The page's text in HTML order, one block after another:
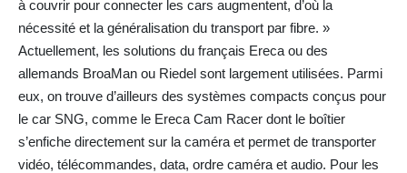
à couvrir pour connecter les cars augmentent, d’où la
nécessité et la généralisation du transport par fibre. »
Actuellement, les solutions du français Ereca ou des
allemands BroaMan ou Riedel sont largement utilisées. Parmi
eux, on trouve d’ailleurs des systèmes compacts conçus pour
le car SNG, comme le Ereca Cam Racer dont le boîtier
s’enfiche directement sur la caméra et permet de transporter
vidéo, télécommandes, data, ordre caméra et audio. Pour les